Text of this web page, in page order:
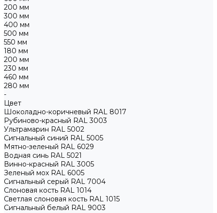
200 мм
300 мм
400 мм
500 мм
550 мм
180 мм
200 мм
230 мм
460 мм
280 мм
-
Цвет
Шоколадно-коричневый RAL 8017
Рубиново-красный RAL 3003
Ультрамарин RAL 5002
Сигнальный синий RAL 5005
Мятно-зеленый RAL 6029
Водная синь RAL 5021
Винно-красный RAL 3005
Зеленый мох RAL 6005
Сигнальный серый RAL 7004
Слоновая кость RAL 1014
Светлая слоновая кость RAL 1015
Сигнальный белый RAL 9003